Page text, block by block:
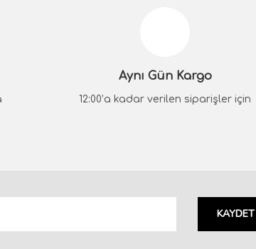
Aynı Gün Kargo
12:00’a kadar verilen siparişler için
KAYDET